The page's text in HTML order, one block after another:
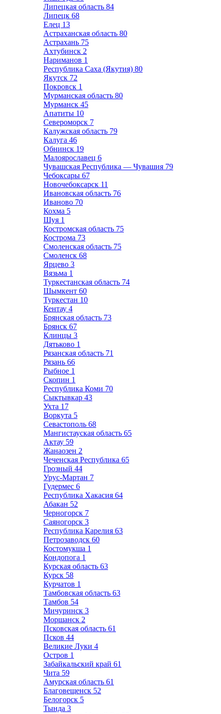
Липецкая область 84
Липецк 68
Елец 13
Астраханская область 80
Астрахань 75
Ахтубинск 2
Нариманов 1
Республика Саха (Якутия) 80
Якутск 72
Покровск 1
Мурманская область 80
Мурманск 45
Апатиты 10
Североморск 7
Калужская область 79
Калуга 46
Обнинск 19
Малоярославец 6
Чувашская Республика — Чувашия 79
Чебоксары 67
Новочебоксарск 11
Ивановская область 76
Иваново 70
Кохма 5
Шуя 1
Костромская область 75
Кострома 73
Смоленская область 75
Смоленск 68
Ярцево 3
Вязьма 1
Туркестанская область 74
Шымкент 60
Туркестан 10
Кентау 4
Брянская область 73
Брянск 67
Клинцы 3
Дятьково 1
Рязанская область 71
Рязань 66
Рыбное 1
Скопин 1
Республика Коми 70
Сыктывкар 43
Ухта 17
Воркута 5
Севастополь 68
Мангистауская область 65
Актау 59
Жанаозен 2
Чеченская Республика 65
Грозный 44
Урус-Мартан 7
Гудермес 6
Республика Хакасия 64
Абакан 52
Черногорск 7
Саяногорск 3
Республика Карелия 63
Петрозаводск 60
Костомукша 1
Кондопога 1
Курская область 63
Курск 58
Курчатов 1
Тамбовская область 63
Тамбов 54
Мичуринск 3
Моршанск 2
Псковская область 61
Псков 44
Великие Луки 4
Остров 1
Забайкальский край 61
Чита 59
Амурская область 61
Благовещенск 52
Белогорск 5
Тында 3